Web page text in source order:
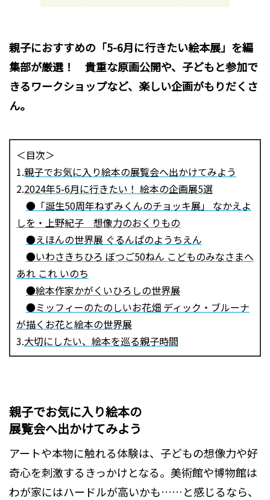
親子におすすめの「5-6月に行きたい絵本展」を編
集部が厳選！ 貴重な原画公開や、子どもと参加で
きるワークショップなど、楽しい企画がもりだくさ
ん。
＜目次＞
1.親子でお気に入り絵本の展覧会へ出かけてみよう
2.2024年5-6月に行きたい！ 絵本の企画展5選
●「誕生50周年ねずみくんのチョッキ展」 なかえよ
しを・上野紀子 想像力のおくりもの
●えほんの世界展 ぐるんぱのようちえん
●いわさきちひろ ぼつご50ねん こどものみなさまへ
あれ これ いのち
●絵本作家かがくいひろしの世界展
●ミッフィーのたのしいお花畑 ディック・ブルーナ
が描くお花と絵本の世界展
3.大切にしたい、絵本を巡る親子時間
親子でお気に入り絵本の
展覧会へ出かけてみよう
アートや本物に触れる体験は、子どもの想像力や好
奇心を刺激するきっかけとなる。美術館や博物館は
わが家にはハードルが高いかも……と感じるなら、